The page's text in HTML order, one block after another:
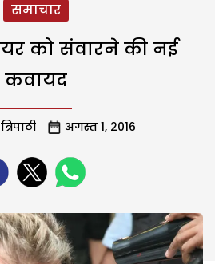
समाचार
को संवारने की नई
कवायद
अगस्त 1, 2016